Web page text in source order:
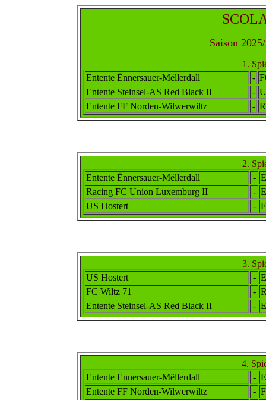
Saison
1.
Entente Ënnersauer-Mëllerdall -
Entente Steinsel-AS Red Black II -
Entente FF Norden-Wilwerwiltz -
2.
Entente Ënnersauer-Mëllerdall -
Racing FC Union Luxemburg II - E
US Hostert
-
3.
US Hostert
-
FC Wiltz 71
-
Entente Steinsel-AS Red Black II -
4.
Entente Ënnersauer-Mëllerdall - E
Entente FF Norden-Wilwerwiltz -